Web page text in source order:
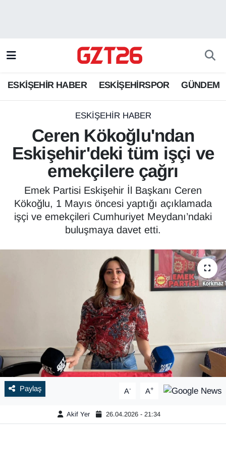
ESKİŞEHİR HABER ESKİŞEHİRSPOR GÜNDEM
ESKİŞEHİR HABER
Ceren Kökoğlu'ndan
Eskişehir'deki tüm işçi ve
emekçilere çağrı
Emek Partisi Eskişehir İl Başkanı Ceren
Kökoğlu, 1 Mayıs öncesi yaptığı açıklamada
işçi ve emekçileri Cumhuriyet Meydanı’ndaki
buluşmaya davet etti.
Paylaş A- A+
Akif Yer 26.04.2026 - 21:34
ESKİŞEHİRSPOR
GÜNDEM
Odunpazarı Trafik Yoğunluk Haritası
Süper Lig Puan Durumu ve Fikstür
Tüm Manşetler
Son Dakika Haberleri
Haber Arşivi